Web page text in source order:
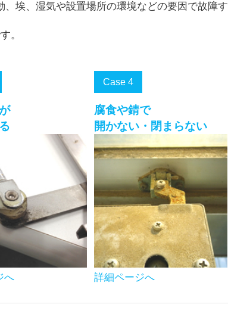
埃、湿気や設置場所の環境などの要因で故障す
。
へ
Case 4
腐食や錆で
開かない・閉まらない
詳細ページへ